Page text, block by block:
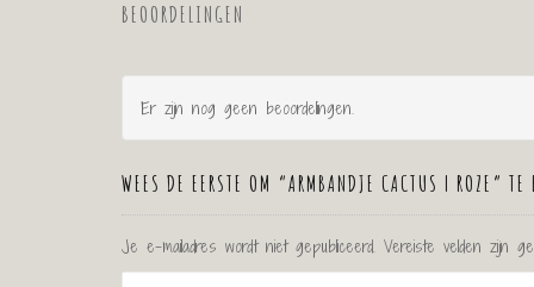
BEOORDELINGEN
Er zijn nog geen beoordelingen.
WEES DE EERSTE OM “ARMBANDJE CACTUS | ROZE” TE
Je e-mailadres wordt niet gepubliceerd. Vereiste velden zijn